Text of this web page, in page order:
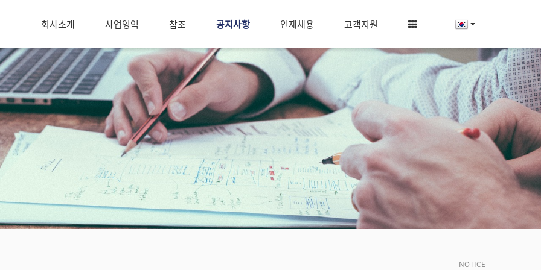
회사소개 사업영역 참조 공지사항 인재채용 고객지원
NOTICE